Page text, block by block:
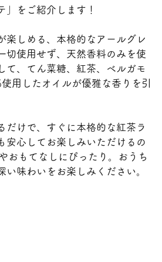
をご紹介します！
楽しめる、本格的なアールグレ
切使用せず、天然香料のみを使
て、てん菜糖、紅茶、ベルガモ
用したオイルが優雅な香りを引
だけで、すぐに本格的な紅茶ラ
安心してお楽しみいただけるの
おもてなしにぴったり。おうち
味わいをお楽しみください。